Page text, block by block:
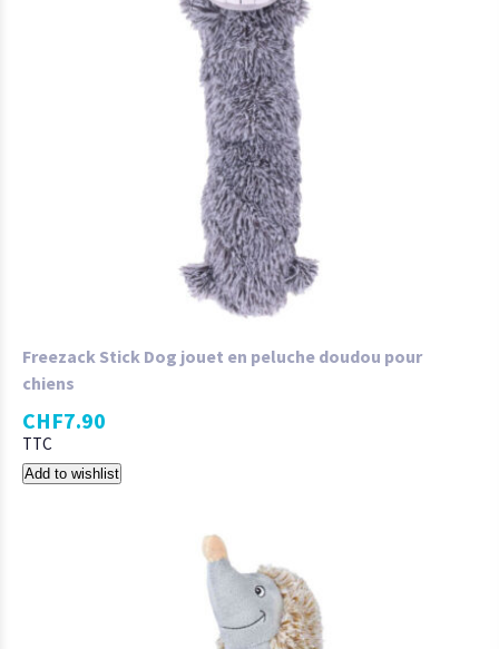
Freezack Stick Dog jouet en peluche doudou pour
chiens
CHF7.90
TTC
Add to wishlist